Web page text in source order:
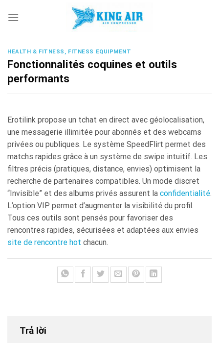
HEALTH & FITNESS, FITNESS EQUIPMENT
Fonctionnalités coquines et outils
performants
Erotilink propose un tchat en direct avec géolocalisation,
une messagerie illimitée pour abonnés et des webcams
privées ou publiques. Le système SpeedFlirt permet des
matchs rapides grâce à un système de swipe intuitif. Les
filtres précis (pratiques, distance, envies) optimisent la
recherche de partenaires compatibles. Un mode discret
“Invisible” et des albums privés assurent la confidentialité.
L’option VIP permet d’augmenter la visibilité du profil.
Tous ces outils sont pensés pour favoriser des
rencontres rapides, sécurisées et adaptées aux envies
site de rencontre hot chacun.
Trả lời